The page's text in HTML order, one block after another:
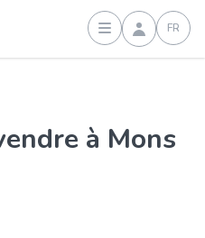
Connexion
FR
à Mons